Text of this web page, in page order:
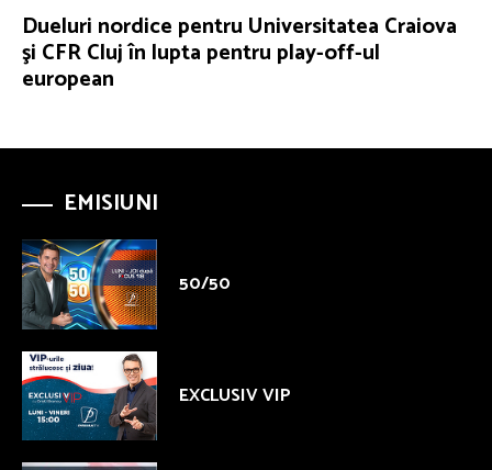
Dueluri nordice pentru Universitatea Craiova
şi CFR Cluj în lupta pentru play-off-ul
european
EMISIUNI
50/50
EXCLUSIV VIP